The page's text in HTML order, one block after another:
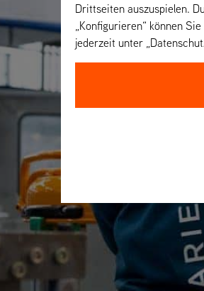
Drittseiten auszuspielen.
„Konfigurieren“ können
jederzeit unter